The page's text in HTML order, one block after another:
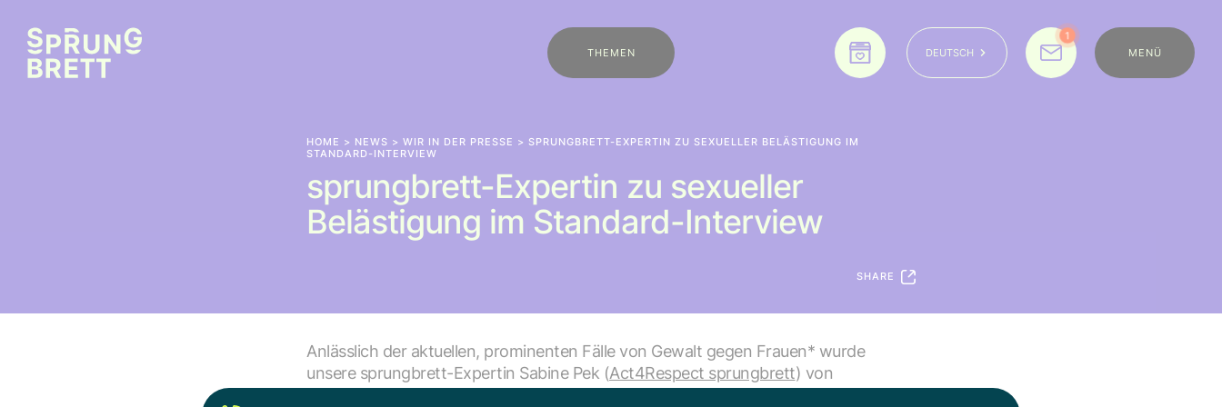
MENÜ
THEMEN DEUTSCH
1
HOME > NEWS > WIR IN DER PRESSE > SPRUNGBRETT-EXPERTIN ZU SEXUELLER BELÄSTIGUNG IM
STANDARD-INTERVIEW
sprungbrett-Expertin zu sexueller
Belästigung im Standard-Interview
SHARE
Anlässlich der aktuellen, prominenten Fälle von Gewalt gegen Frauen* wurde
unsere sprungbrett-Expertin Sabine Pek (Act4Respect sprungbrett) von